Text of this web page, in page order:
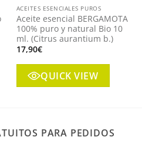
ACEITES ESENCIALES PUROS
Aceite esencial BERGAMOTA
100% puro y natural Bio 10
ml. (Citrus aurantium b.)
17,90€
QUICK VIEW
PARA PEDIDOS